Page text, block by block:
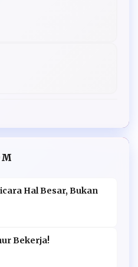
Hal Besar, Bukan
Bekerja!